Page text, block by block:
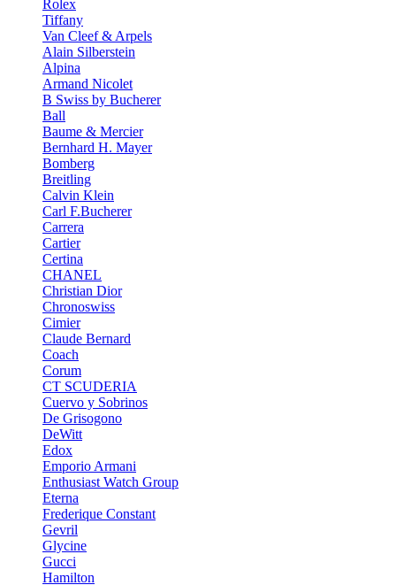
Rolex
Tiffany
Van Cleef & Arpels
Alain Silberstein
Alpina
Armand Nicolet
B Swiss by Bucherer
Ball
Baume & Mercier
Bernhard H. Mayer
Bomberg
Breitling
Calvin Klein
Carl F.Bucherer
Carrera
Cartier
Certina
CHANEL
Christian Dior
Chronoswiss
Cimier
Claude Bernard
Coach
Corum
CT SCUDERIA
Cuervo y Sobrinos
De Grisogono
DeWitt
Edox
Emporio Armani
Enthusiast Watch Group
Eterna
Frederique Constant
Gevril
Glycine
Gucci
Hamilton